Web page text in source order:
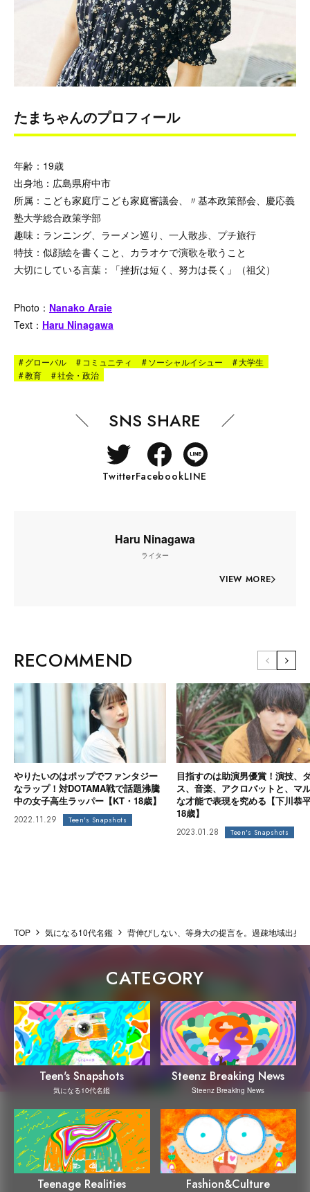
たまちゃんのプロフィール
年齢：19歳
出身地：広島県府中市
所属：こども家庭庁こども家庭審議会、〃基本政策部会、慶応義
塾大学総合政策学部
趣味： ランニング、ラーメン巡り、一人散歩、プチ旅行
特技： 似顔絵を書くこと、カラオケで演歌を歌うこと
大切にしている言葉：「挫折は短く、努力は長く」（祖父）
Photo： Nanako Araie
Text： Haru Ninagawa
#グローバル # コミュニティ #ソーシャルイシュー #大学生
#教育 #社会・政治
SNS SHARE
TwitterFacebookLINE
Haru Ninagawa
ライター
VIEW MORE
RECOMMEND
やりたいのはポップでファンタジー
なラップ！対DOTAMA戦で話題沸騰
中の女子高生ラッパー【KT・18歳】
2022.11.29 Teen's Snapshots
目指すのは助演男優賞！演技、
ス、音楽、アクロバットと、マ
な才能で表現を究める【下川恭
18歳】
2023.01.28 Teen's Snapshots
TOP 気になる10代名鑑 背伸びしない、等身大の提言を。過疎地域出身
CATEGORY
Teen's Snapshots
気になる10代名鑑
Steenz Breaking News
Steenz Breaking News
Teenage Realities Fashion&Culture